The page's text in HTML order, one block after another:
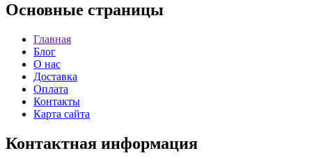
Основные страницы
Главная
Блог
О нас
Доставка
Оплата
Контакты
Карта сайта
Контактная информация